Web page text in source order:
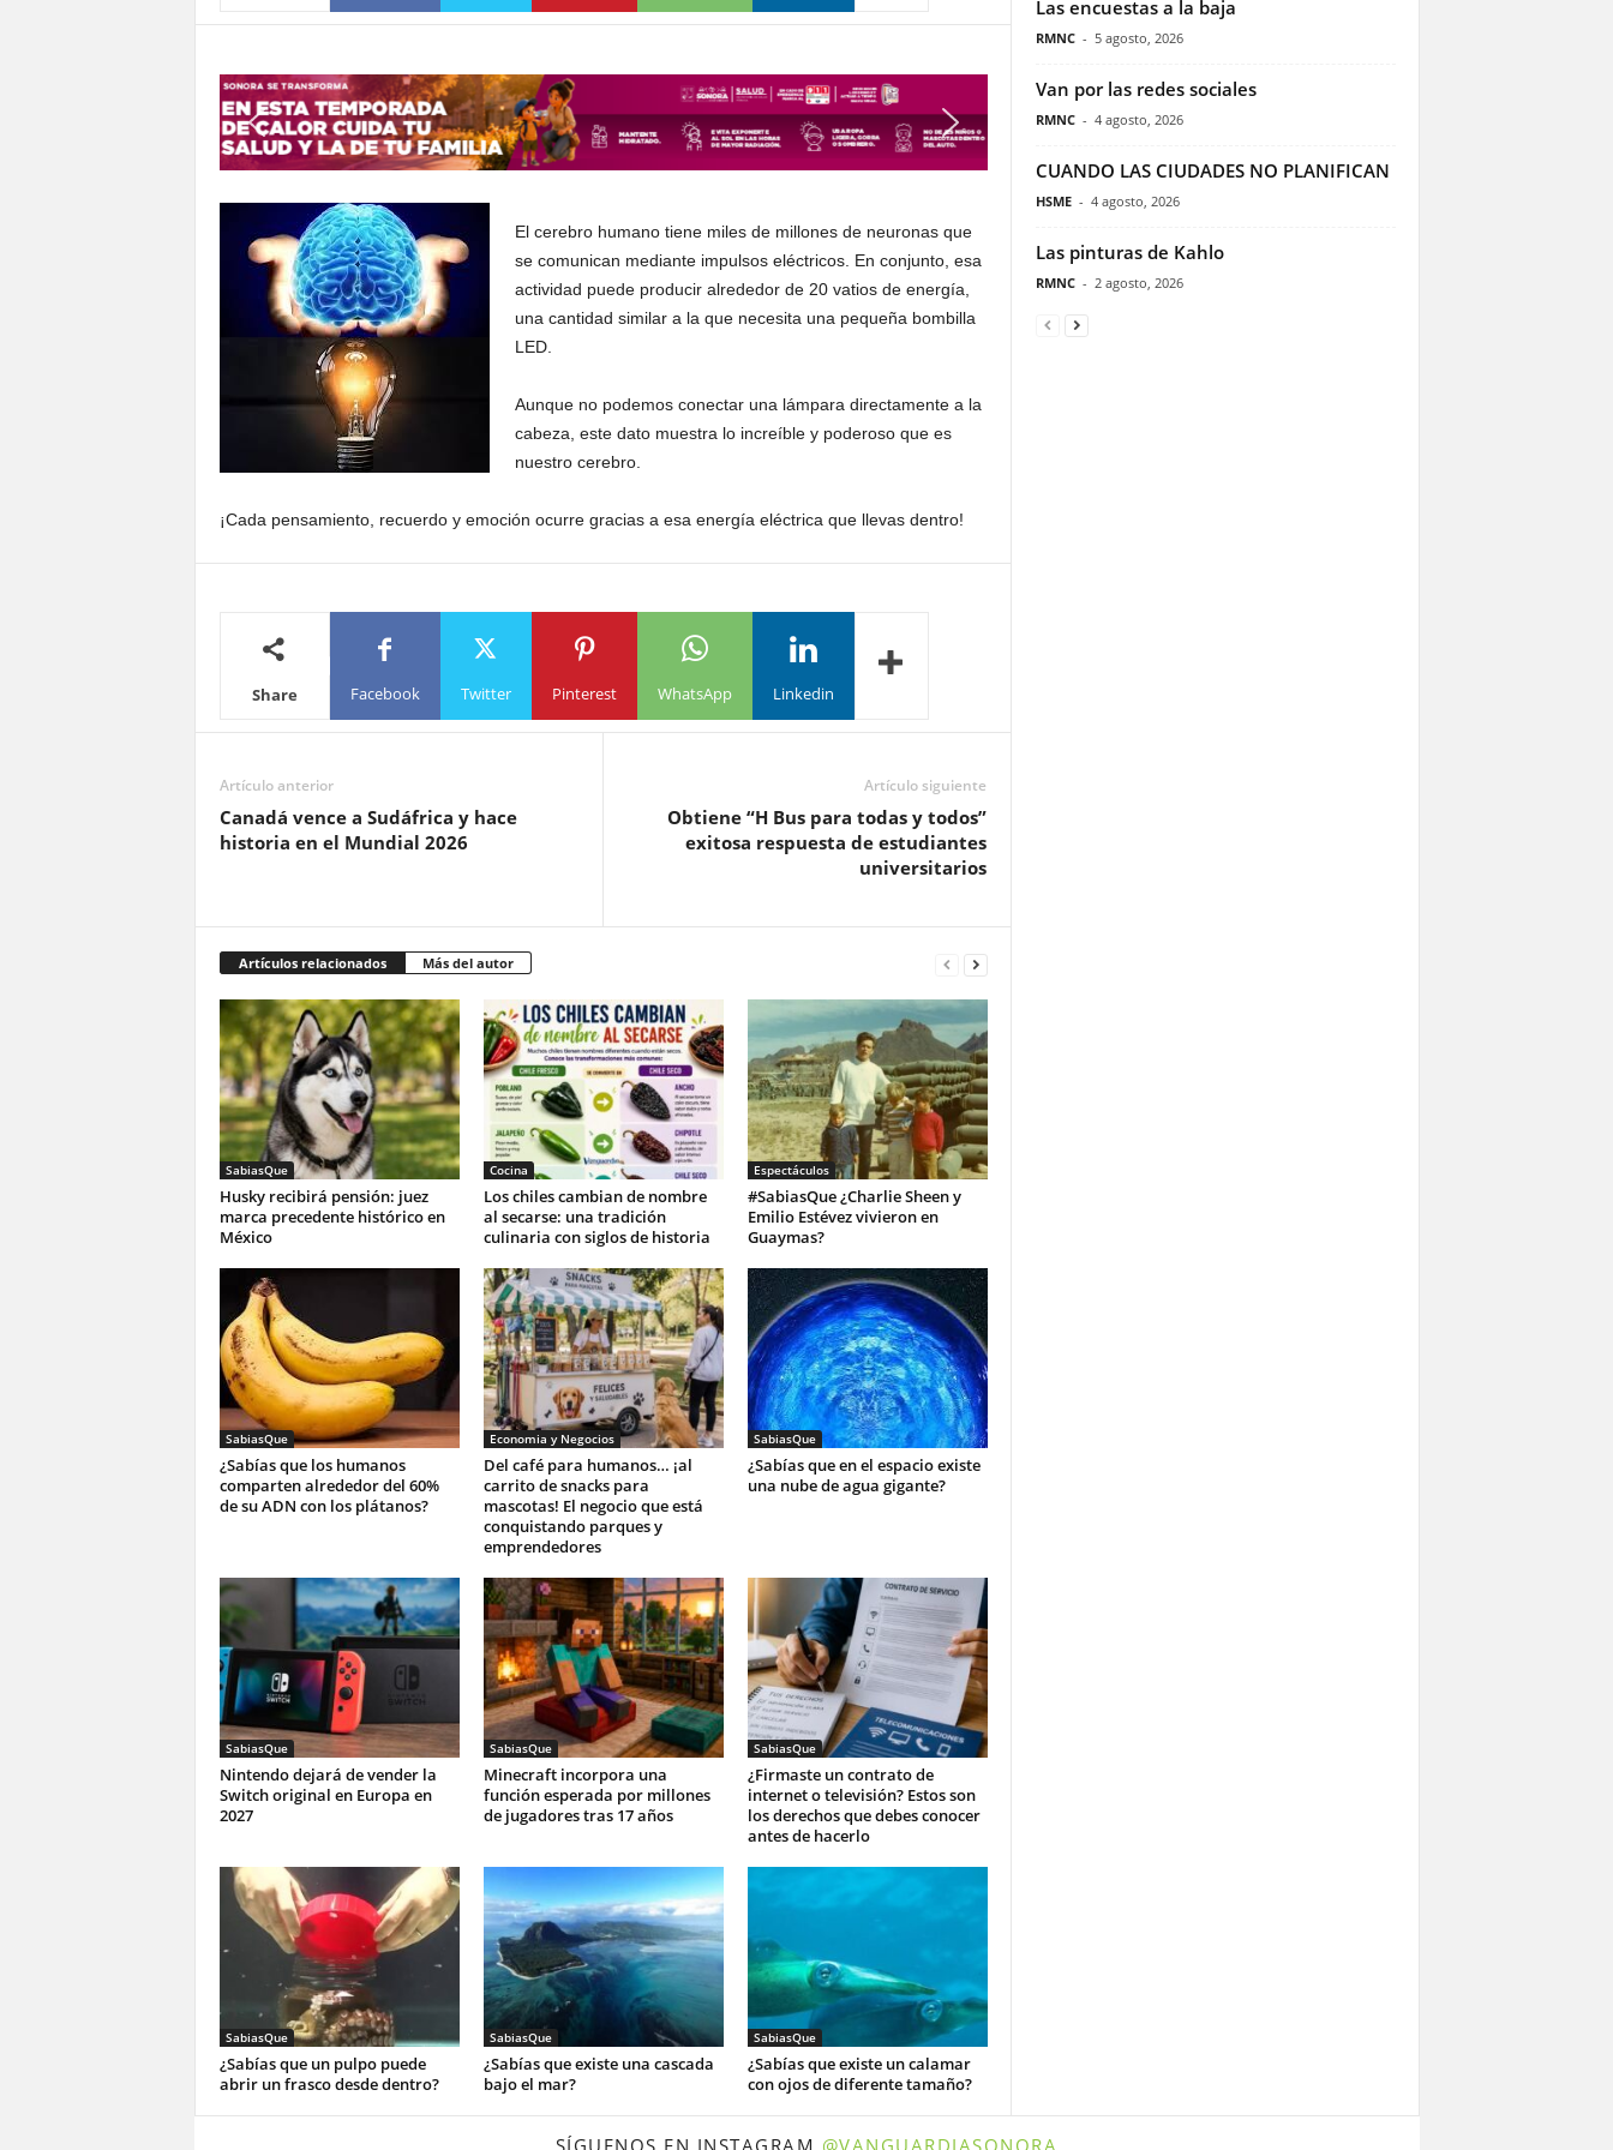
El cerebro humano tiene miles de millones de neuronas que
se comunican mediante impulsos eléctricos. En conjunto, esa
actividad puede producir alrededor de 20 vatios de energía,
una cantidad similar a la que necesita una pequeña bombilla
LED.
Aunque no podemos conectar una lámpara directamente a la
cabeza, este dato muestra lo increíble y poderoso que es
nuestro cerebro.
¡Cada pensamiento, recuerdo y emoción ocurre gracias a esa energía eléctrica que llevas dentro!
Share Facebook Twitter Pinterest WhatsApp Linkedin
Artículo anterior
Canadá vence a Sudáfrica y hace
historia en el Mundial 2026
Artículo siguiente
Obtiene “H Bus para todas y todos”
exitosa respuesta de estudiantes
universitarios
Artículos relacionados Más del autor
SabiasQue
Husky recibirá pensión: juez
marca precedente histórico en
México
Cocina
Los chiles cambian de nombre
al secarse: una tradición
culinaria con siglos de historia
Espectáculos
#SabiasQue ¿Charlie Sheen y
Emilio Estévez vivieron en
Guaymas?
SabiasQue
¿Sabías que los humanos
comparten alrededor del 60%
de su ADN con los plátanos?
Economia y Negocios
Del café para humanos… ¡al
carrito de snacks para
mascotas! El negocio que está
conquistando parques y
emprendedores
SabiasQue
¿Sabías que en el espacio existe
una nube de agua gigante?
SabiasQue
Nintendo dejará de vender la
Switch original en Europa en
2027
SabiasQue
Minecraft incorpora una
función esperada por millones
de jugadores tras 17 años
SabiasQue
¿Firmaste un contrato de
internet o televisión? Estos son
los derechos que debes conocer
antes de hacerlo
SabiasQue
¿Sabías que un pulpo puede
abrir un frasco desde dentro?
SabiasQue
¿Sabías que existe una cascada
bajo el mar?
SabiasQue
¿Sabías que existe un calamar
con ojos de diferente tamaño?
Las encuestas a la baja
RMNC - 5 agosto, 2026
Van por las redes sociales
RMNC - 4 agosto, 2026
CUANDO LAS CIUDADES NO PLANIFICAN
HSME - 4 agosto, 2026
Las pinturas de Kahlo
RMNC - 2 agosto, 2026
SÍGUENOS EN INSTAGRAM @VANGUARDIASONORA